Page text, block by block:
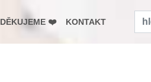
DĚKUJEME ❤️ KONTAKT